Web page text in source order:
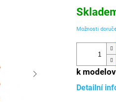
Měrná
cena:
Možnosti
k
Detailní